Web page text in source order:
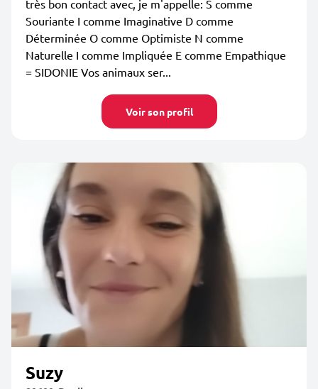
très bon contact avec, je m'appelle: S comme
Souriante I comme Imaginative D comme
Déterminée O comme Optimiste N comme
Naturelle I comme Impliquée E comme Empathique
= SIDONIE Vos animaux ser...
Voir son profil
Suzy